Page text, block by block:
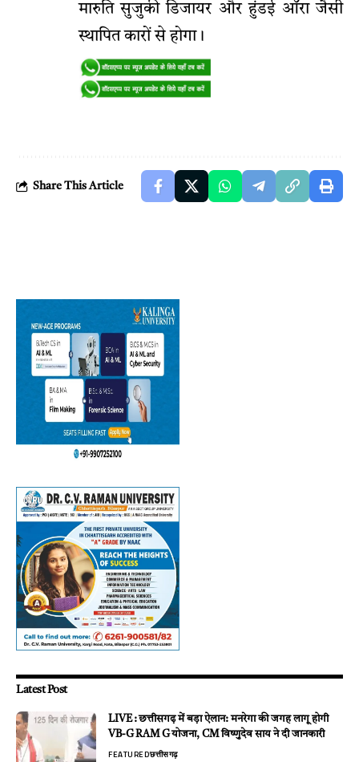
मारुति सुजुकी डिजायर और हुंडई ऑरा जैसी
स्थापित कारों से होगा।
Share This Article
Latest Post
LIVE : छत्तीसगढ़ में बड़ा ऐलान: मनरेगा की जगह लागू होगी
VB-G RAM G योजना, CM विष्णुदेव साय ने दी जानकारी
FEATUREDछत्तीसगढ़